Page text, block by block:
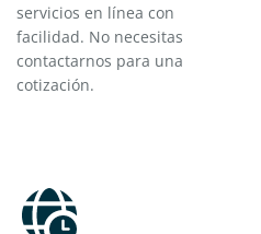
servicios en línea con
facilidad. No necesitas
contactarnos para una
cotización.